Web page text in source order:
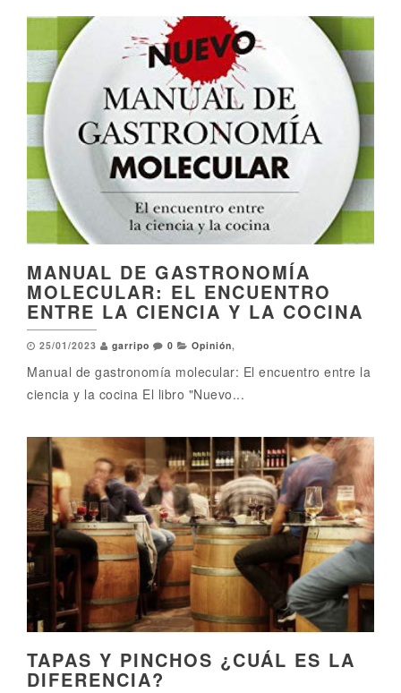
MANUAL DE GASTRONOMÍA
MOLECULAR: EL ENCUENTRO
ENTRE LA CIENCIA Y LA COCINA
25/01/2023 garripo 0 Opinión,
Manual de gastronomía molecular: El encuentro entre la
ciencia y la cocina El libro "Nuevo...
TAPAS Y PINCHOS ¿CUÁL ES LA
DIFERENCIA?